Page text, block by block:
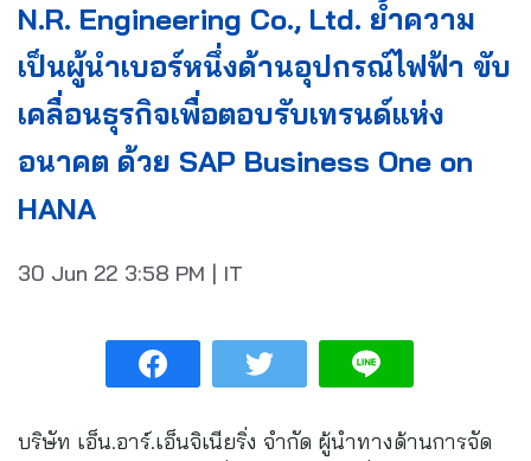
N.R. Engineering Co., Ltd. ย้ำความ
เป็นผู้นำเบอร์หนึ่งด้านอุปกรณ์ไฟฟ้า ขับ
เคลื่อนธุรกิจเพื่อตอบรับเทรนด์แห่ง
อนาคต ด้วย SAP Business One on
HANA
30 Jun 22 3:58 PM | IT
บริษัท เอ็น.อาร์.เอ็นจิเนียริ่ง จำกัด ผู้นำทางด้านการจัด